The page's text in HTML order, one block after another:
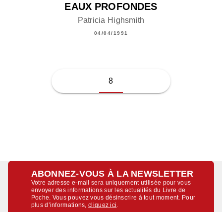
EAUX PROFONDES
Patricia Highsmith
04/04/1991
8
ABONNEZ-VOUS À LA NEWSLETTER
Votre adresse e-mail sera uniquement utilisée pour vous
envoyer des informations sur les actualités du Livre de
Poche. Vous pouvez vous désinscrire à tout moment. Pour
plus d’informations,cliquez ici